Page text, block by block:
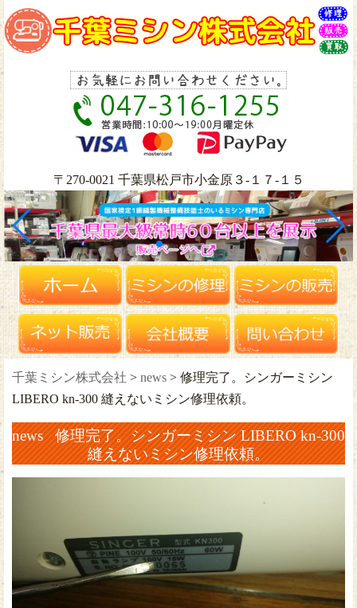
〒270-0021 千葉県松戸市小金原３-１７-１５
千葉ミシン株式会社 > news > 修理完了。シンガーミシン
LIBERO kn-300 縫えないミシン修理依頼。
news 修理完了。シンガーミシン LIBERO kn-300
縫えないミシン修理依頼。